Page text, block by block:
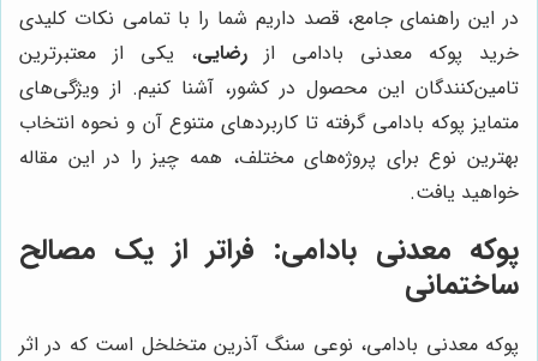
در این راهنمای جامع، قصد داریم شما را با تمامی نکات کلیدی
خرید پوکه معدنی بادامی از رضایی، یکی از معتبرترین
تامین‌کنندگان این محصول در کشور، آشنا کنیم. از ویژگی‌های
متمایز پوکه بادامی گرفته تا کاربردهای متنوع آن و نحوه انتخاب
بهترین نوع برای پروژه‌های مختلف، همه چیز را در این مقاله
خواهید یافت.
پوکه معدنی بادامی: فراتر از یک مصالح
ساختمانی
پوکه معدنی بادامی، نوعی سنگ آذرین متخلخل است که در اثر